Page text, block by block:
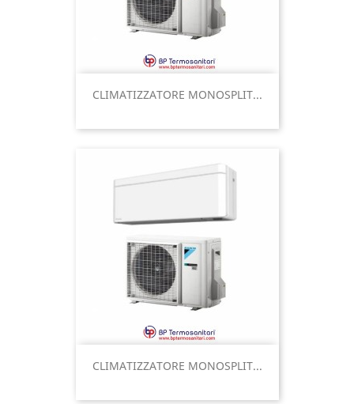
CLIMATIZZATORE MONOSPLIT...
CLIMATIZZATORE MONOSPLIT...